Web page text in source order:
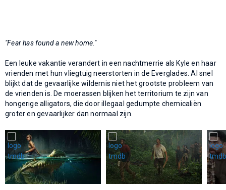
"Fear has found a new home."
Een leuke vakantie verandert in een nachtmerrie als Kyle en haar
vrienden met hun vliegtuig neerstorten in de Everglades. Al snel
blijkt dat de gevaarlijke wildernis niet het grootste probleem van
de vrienden is. De moerassen blijken het territorium te zijn van
hongerige alligators, die door illegaal gedumpte chemicaliën
groter en gevaarlijker dan normaal zijn.